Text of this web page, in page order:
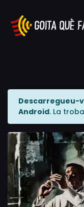
Descarregueu-
Android. La